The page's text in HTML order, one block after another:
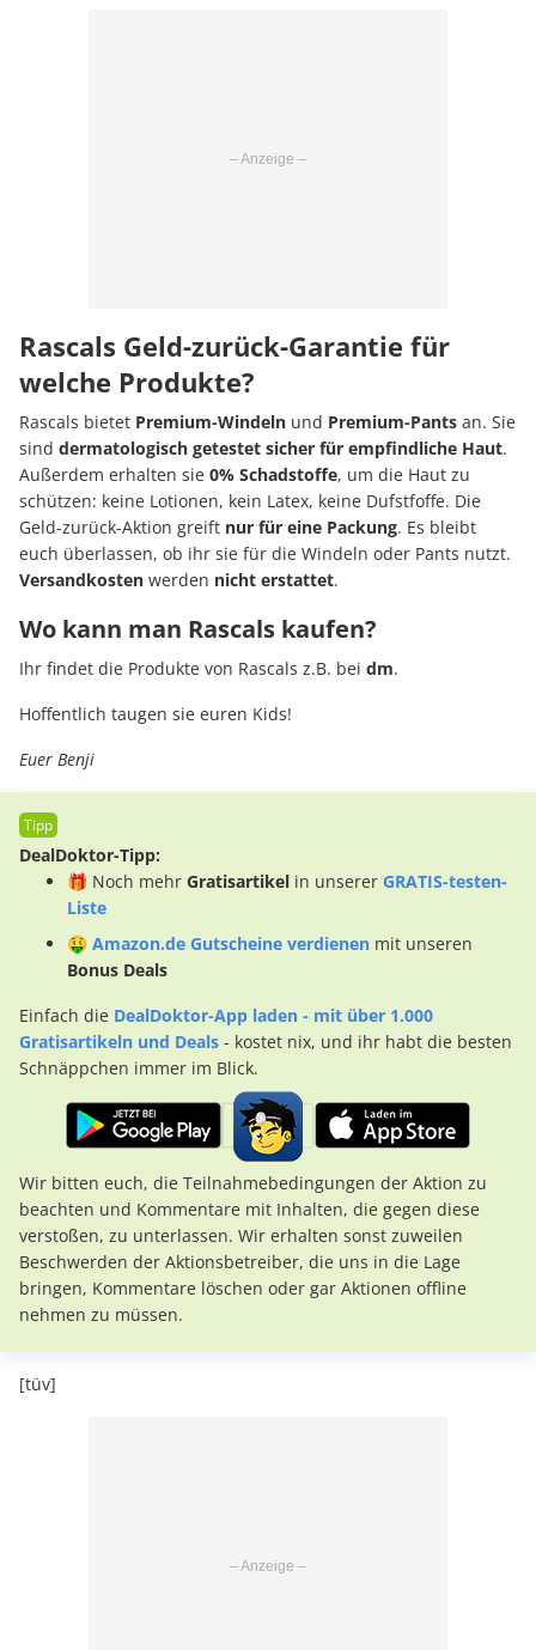
Rascals Geld-zurück-Garantie für
welche Produkte?
Rascals bietet Premium-Windeln und Premium-Pants an. Sie
sind dermatologisch getestet sicher für empfindliche Haut.
Außerdem erhalten sie 0% Schadstoffe, um die Haut zu
schützen: keine Lotionen, kein Latex, keine Dufstfoffe. Die
Geld-zurück-Aktion greift nur für eine Packung. Es bleibt
euch überlassen, ob ihr sie für die Windeln oder Pants nutzt.
Versandkosten werden nicht erstattet.
Wo kann man Rascals kaufen?
Ihr findet die Produkte von Rascals z.B. bei dm.
Hoffentlich taugen sie euren Kids!
Euer Benji
DealDoktor-Tipp:
🎁 Noch mehr Gratisartikel in unserer GRATIS-testen-
Liste
🤑 Amazon.de Gutscheine verdienen mit unseren
Bonus Deals
Einfach die DealDoktor-App laden - mit über 1.000
Gratisartikeln und Deals - kostet nix, und ihr habt die besten
Schnäppchen immer im Blick.
Wir bitten euch, die Teilnahmebedingungen der Aktion zu
beachten und Kommentare mit Inhalten, die gegen diese
verstoßen, zu unterlassen. Wir erhalten sonst zuweilen
Beschwerden der Aktionsbetreiber, die uns in die Lage
bringen, Kommentare löschen oder gar Aktionen offline
nehmen zu müssen.
[tüv]